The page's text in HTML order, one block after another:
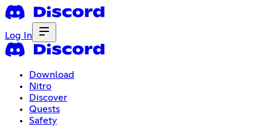
Log In
Download
Nitro
Discover
Quests
Safety